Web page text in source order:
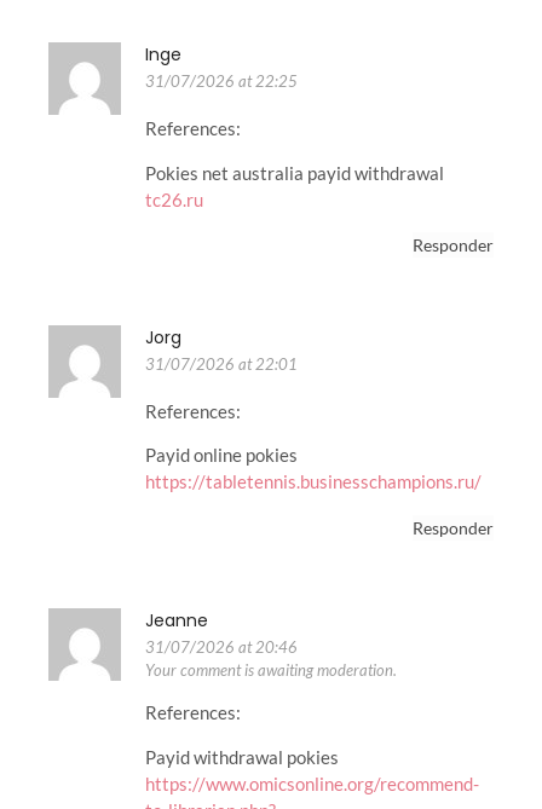
Inge
31/07/2026 at 22:25
References:
Pokies net australia payid withdrawal
tc26.ru
Responder
Jorg
31/07/2026 at 22:01
References:
Payid online pokies
https://tabletennis.businesschampions.ru/
Responder
Jeanne
31/07/2026 at 20:46
Your comment is awaiting moderation.
References:
Payid withdrawal pokies
https://www.omicsonline.org/recommend-